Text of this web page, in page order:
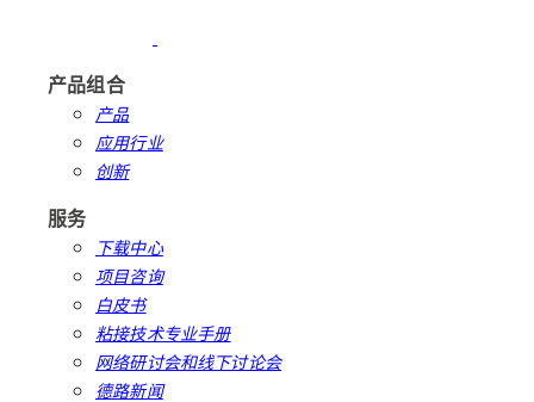
产品组合
产品
应用行业
创新
服务
下载中心
项目咨询
白皮书
粘接技术专业手册
网络研讨会和线下讨论会
德路新闻